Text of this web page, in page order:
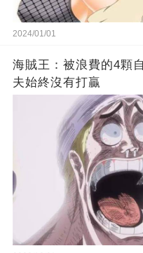
2024/01/01
海賊王：被浪費的4顆
夫始終沒有打贏